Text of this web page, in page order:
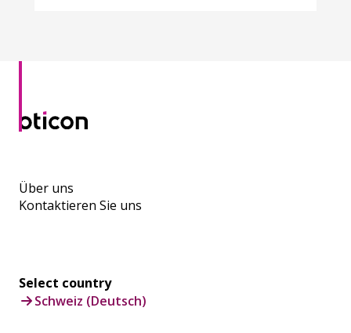
Über uns
Kontaktieren Sie uns
Select country
Schweiz (Deutsch)